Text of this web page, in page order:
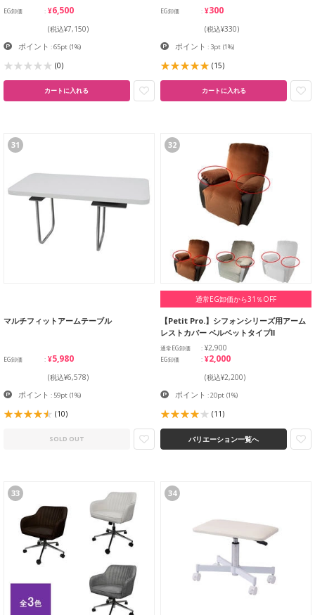
EG卸価 ¥6,500
(税込¥7,150)
ポイント : 65pt (1%)
(0)
カートに入れる
EG卸価 ¥300
(税込¥330)
ポイント : 3pt (1%)
(15)
カートに入れる
31
マルチフィットアームテーブル
EG卸価 ¥5,980
(税込¥6,578)
ポイント : 59pt (1%)
(10)
SOLD OUT
32
通常EG卸価から31％OFF
【Petit Pro.】シフォンシリーズ用アーム
レストカバー ベルベットタイプⅡ
通常EG卸価 ¥2,900
EG卸価 ¥2,000
(税込¥2,200)
ポイント : 20pt (1%)
(11)
バリエーション一覧へ
33 34